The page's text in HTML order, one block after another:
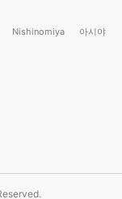
Nishinomiya 아시야